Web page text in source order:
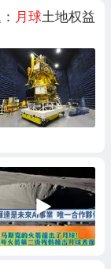
月球土地权益